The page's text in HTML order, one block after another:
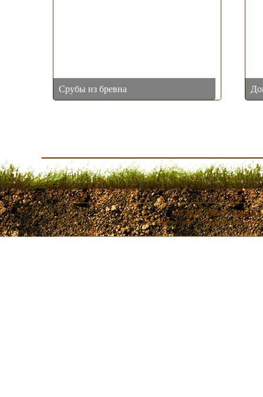
Срубы из бревна
© 2026. ООО "СК
Все предложения и цены, указанные на сайте,